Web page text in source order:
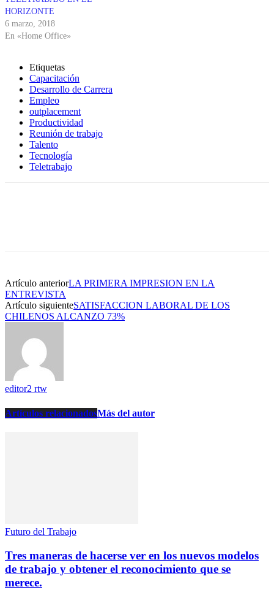
HORIZONTE
6 marzo, 2018
En «Home Office»
Etiquetas
Capacitación
Desarrollo de Carrera
Empleo
outplacement
Productividad
Reunión de trabajo
Talento
Tecnología
Teletrabajo
Artículo anteriorLA PRIMERA IMPRESION EN LA
ENTREVISTA
Artículo siguienteSATISFACCION LABORAL DE LOS
CHILENOS ALCANZO 73%
editor2 rtw
Artículos relacionadosMás del autor
Futuro del Trabajo
Tres maneras de hacerse ver en los nuevos modelos
de trabajo y obtener el reconocimiento que se
merece.